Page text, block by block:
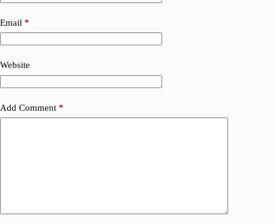
Email *
Website
Add Comment *
a
i
: